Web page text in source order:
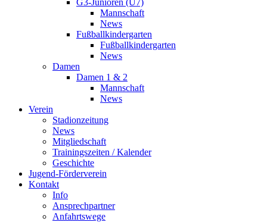
G3-Junioren (U7)
Mannschaft
News
Fußballkindergarten
Fußballkindergarten
News
Damen
Damen 1 & 2
Mannschaft
News
Verein
Stadionzeitung
News
Mitgliedschaft
Trainingszeiten / Kalender
Geschichte
Jugend-Förderverein
Kontakt
Info
Ansprechpartner
Anfahrtswege